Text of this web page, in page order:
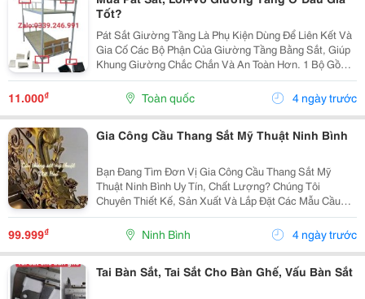
Tốt?
Pát Sắt Giường Tầng Là Phụ Kiện Dùng Để Liên Kết Và
Gia Cố Các Bộ Phận Của Giường Tầng Bằng Sắt, Giúp
Khung Giường Chắc Chắn Và An Toàn Hơn. 1 Bộ Gồm
Pát Dạng Chữ U (Vỏ): Phần Chụp Bên Ngoài Thanh
Giường. Và Pát Dạng Nêm (Lõi): Trượt Vào Bên...
11.000₫ Toàn quốc 4 ngày trước
Gia Công Cầu Thang Sắt Mỹ Thuật Ninh Bình
Bạn Đang Tìm Đơn Vị Gia Công Cầu Thang Sắt Mỹ
Thuật Ninh Bình Uy Tín, Chất Lượng? Chúng Tôi
Chuyên Thiết Kế, Sản Xuất Và Lắp Đặt Các Mẫu Cầu
Thang Sắt Nghệ Thuật , Cầu Thang Sắt Uốn Mỹ Thuật ,
Cầu Thang Xoắn Ốc , Lan Can Sắt Mỹ Thuật Cho Nhà
99.999₫ Ninh Bình 4 ngày trước
Tai Bàn Sắt, Tai Sắt Cho Bàn Ghế, Vấu Bàn Sắt